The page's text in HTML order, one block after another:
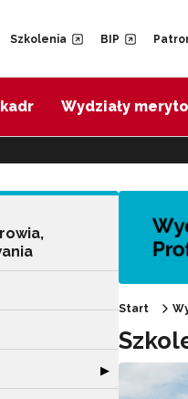
Szkolenia BIP
Wydziały
Rozwiń sekcję
▶
Start